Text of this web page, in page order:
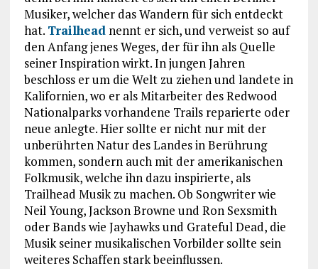
Musiker, welcher das Wandern für sich entdeckt
hat. Trailhead nennt er sich, und verweist so auf
den Anfang jenes Weges, der für ihn als Quelle
seiner Inspiration wirkt. In jungen Jahren
beschloss er um die Welt zu ziehen und landete in
Kalifornien, wo er als Mitarbeiter des Redwood
Nationalparks vorhandene Trails reparierte oder
neue anlegte. Hier sollte er nicht nur mit der
unberührten Natur des Landes in Berührung
kommen, sondern auch mit der amerikanischen
Folkmusik, welche ihn dazu inspirierte, als
Trailhead Musik zu machen. Ob Songwriter wie
Neil Young, Jackson Browne und Ron Sexsmith
oder Bands wie Jayhawks und Grateful Dead, die
Musik seiner musikalischen Vorbilder sollte sein
weiteres Schaffen stark beeinflussen.